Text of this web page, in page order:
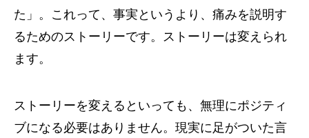
た」。これって、事実というより、痛みを説明す
るためのストーリーです。ストーリーは変えられ
ます。
ストーリーを変えるといっても、無理にポジティ
ブになる必要はありません。現実に足がついた言